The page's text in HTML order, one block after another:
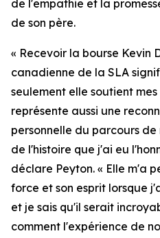
de l'empathie et la
de son père.
« Recevoir la bourse Kevin
canadienne de la SLA
seulement elle soutient
représente aussi une
personnelle du parcours
de l'histoire que j'ai eu
déclare Peyton. « Elle m'a
force et son esprit lorsque
et je sais qu'il serait
comment l'expérience de